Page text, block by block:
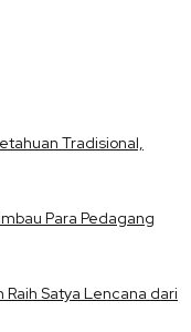
Tradisional,
Para Pedagang
Raih Satya Lencana dari